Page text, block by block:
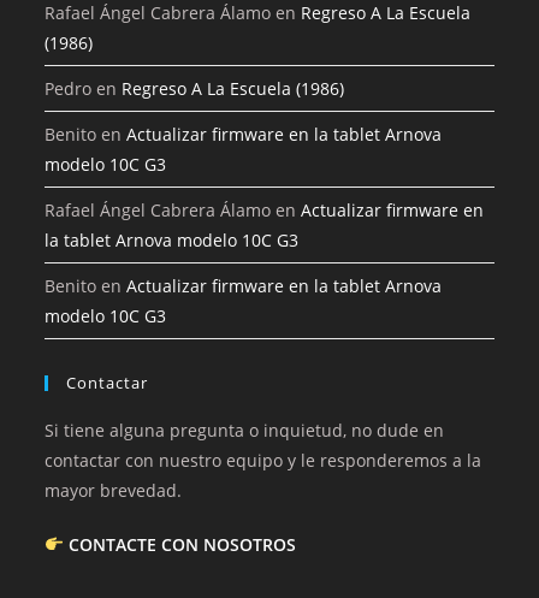
Rafael Ángel Cabrera Álamo en Regreso A La Escuela
(1986)
Pedro en Regreso A La Escuela (1986)
Benito enActualizar firmware en la tablet Arnova
modelo 10C G3
Rafael Ángel Cabrera Álamo enActualizar firmware en
la tablet Arnova modelo 10C G3
Benito enActualizar firmware en la tablet Arnova
modelo 10C G3
Contactar
Si tiene alguna pregunta o inquietud, no dude en
contactar con nuestro equipo y le responderemos a la
mayor brevedad.
CONTACTE CON NOSOTROS